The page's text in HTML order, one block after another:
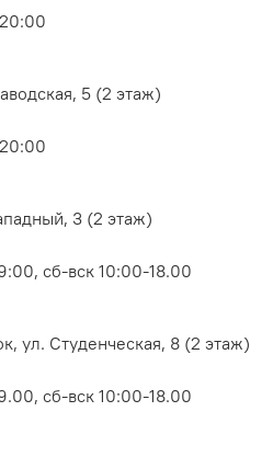
5 (2 этаж)
3 (2 этаж)
сб-вск 10:00-18.00
ул. Студенческая, 8 (2 этаж)
сб-вск 10:00-18.00